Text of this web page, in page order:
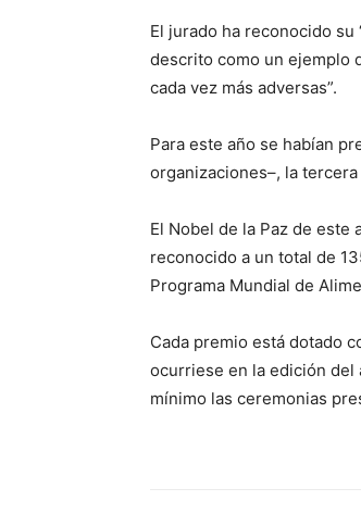
El jurado ha reconocido
descrito como un ejemplo
cada vez más adversas”.
Para este año se habían
organizaciones–, la
El Nobel de la Paz de este
reconocido a un total de
Programa Mundial de
Cada premio está dotado
ocurriese en la edición del
mínimo las ceremonias